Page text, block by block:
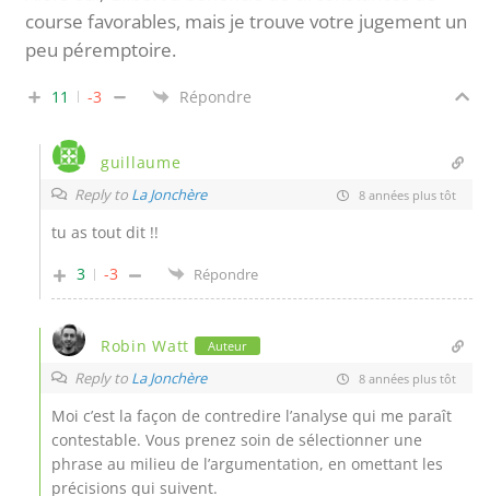
course favorables, mais je trouve votre jugement un
peu péremptoire.
11 -3 Répondre
guillaume
Reply to La Jonchère 8 années plus tôt
tu as tout dit !!
3
-3 Répondre
Robin Watt Auteur
Reply to La Jonchère 8 années plus tôt
Moi c’est la façon de contredire l’analyse qui me paraît
contestable. Vous prenez soin de sélectionner une
phrase au milieu de l’argumentation, en omettant les
précisions qui suivent.